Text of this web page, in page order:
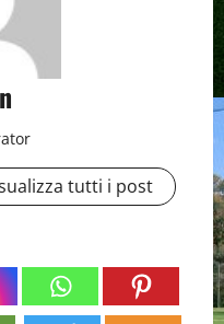
tutti i post